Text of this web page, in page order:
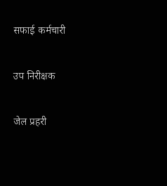
सफाई कर्मचारी
उप निरीक्षक
जेल प्रहरी